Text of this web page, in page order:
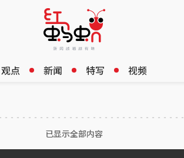
观点 新闻 特写 视频
已显示全部内容